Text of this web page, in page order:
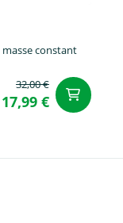
constant
32,00 €
17,99 €